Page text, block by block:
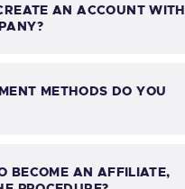
AN ACCOUNT WITH
METHODS DO YOU
BECOME AN AFFILIATE,